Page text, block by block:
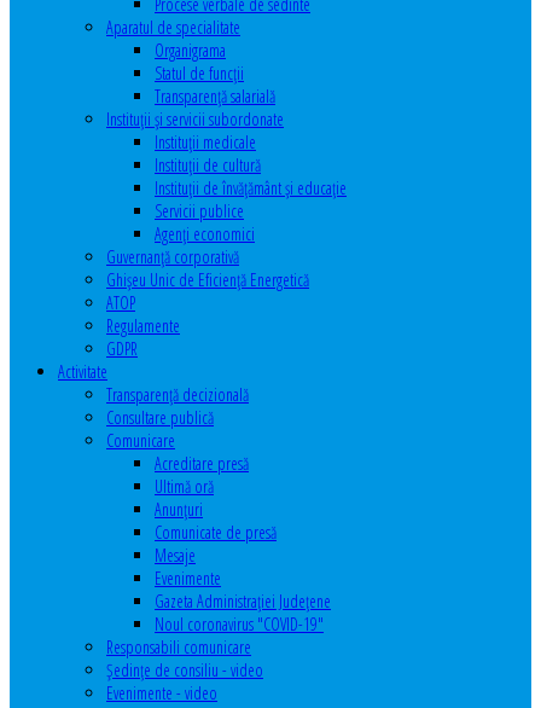
Aparatul de specialitate
Organigrama
Statul de funcții
Transparență salarială
Instituţii şi servicii subordonate
Instituţii medicale
Instituţii de cultură
Instituţii de învăţământ şi educaţie
Servicii publice
Agenţi economici
Guvernanță corporativă
Ghişeu Unic de Eficienţă Energetică
ATOP
Regulamente
GDPR
Activitate
Transparenţă decizională
Consultare publică
Comunicare
Acreditare presă
Ultimă oră
Anunţuri
Comunicate de presă
Mesaje
Evenimente
Gazeta Administraţiei Judeţene
Noul coronavirus "COVID-19"
Responsabili comunicare
Şedinţe de consiliu - video
Evenimente - video